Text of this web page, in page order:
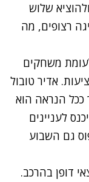
שלוש
2 נצחונות ליגה רצופים, מה
משחקים
אדיר טובול
ככל הנראה הוא
לעניינים
גם השבוע
דופן בהרכב.